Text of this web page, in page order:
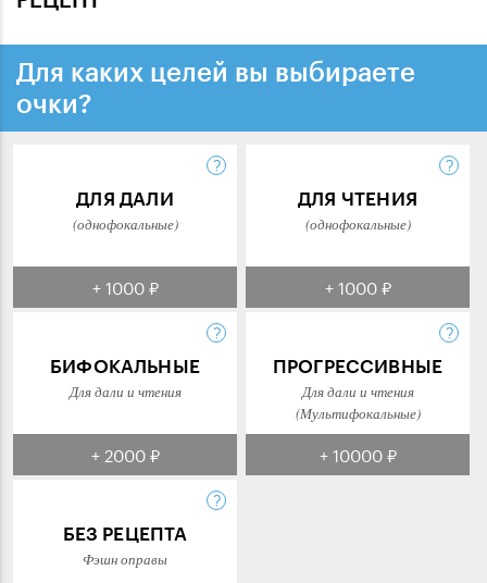
Для каких целей вы выбираете
очки?
ДЛЯ ДАЛИ
(однофокальные)
+ 1000 ₽
ДЛЯ ЧТЕНИЯ
(однофокальные)
+ 1000 ₽
БИФОКАЛЬНЫЕ
Для дали и чтения
+ 2000 ₽
ПРОГРЕССИВНЫЕ
Для дали и чтения
(Мультифокальные)
+ 10000 ₽
БЕЗ РЕЦЕПТА
Фэшн оправы